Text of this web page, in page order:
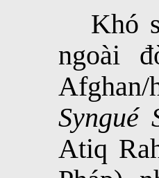
Khó
ngoài
Syngué
Atiq